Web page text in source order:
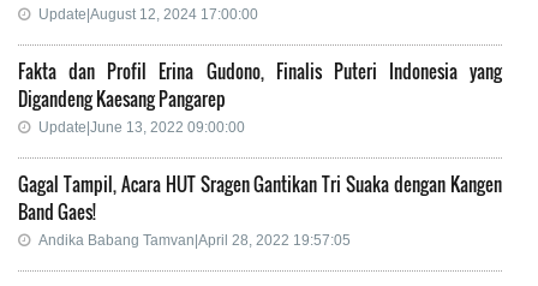
Update|August 12, 2024 17:00:00
Fakta dan Profil Erina Gudono, Finalis Puteri Indonesia yang
Digandeng Kaesang Pangarep
Update|June 13, 2022 09:00:00
Gagal Tampil, Acara HUT Sragen Gantikan Tri Suaka dengan Kangen
Band Gaes!
Andika Babang Tamvan|April 28, 2022 19:57:05